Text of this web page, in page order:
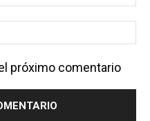
próximo comentario